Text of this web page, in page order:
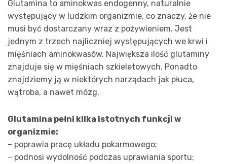
Glutamina to aminokwas endogenny, naturalnie
występujący w ludzkim organizmie, co znaczy, że nie
musi być dostarczany wraz z pożywieniem. Jest
jednym z trzech najliczniej występujących we krwi i
mięśniach aminokwasów. Największa ilość glutaminy
znajduje się w mięśniach szkieletowych. Ponadto
znajdziemy ją w niektórych narządach jak płuca,
wątroba, a nawet mózg.
Glutamina pełni kilka istotnych funkcji w
organizmie:
– poprawia pracę układu pokarmowego;
– podnosi wydolność podczas uprawiania sportu;